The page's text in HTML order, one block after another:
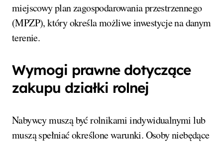
miejscowy plan zagospodarowania przestrzennego
(MPZP), który określa możliwe inwestycje na danym
terenie.
Wymogi prawne dotyczące
zakupu działki rolnej
Nabywcy muszą być rolnikami indywidualnymi lub
muszą spełniać określone warunki. Osoby niebędące